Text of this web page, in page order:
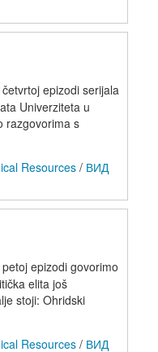
epizodi serijala
Univerziteta u
razgovorima s
Resources / ВИД
epizodi govorimo
elita još
stoji: Ohridski
Resources / ВИД